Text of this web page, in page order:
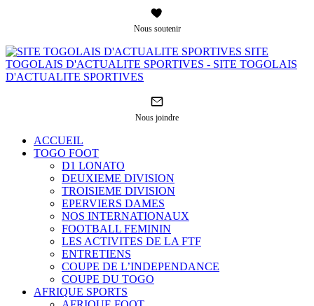
Nous soutenir
SITE
TOGOLAIS D'ACTUALITE SPORTIVES - SITE TOGOLAIS
D'ACTUALITE SPORTIVES
Nous joindre
ACCUEIL
TOGO FOOT
D1 LONATO
DEUXIEME DIVISION
TROISIEME DIVISION
EPERVIERS DAMES
NOS INTERNATIONAUX
FOOTBALL FEMININ
LES ACTIVITES DE LA FTF
ENTRETIENS
COUPE DE L’INDEPENDANCE
COUPE DU TOGO
AFRIQUE SPORTS